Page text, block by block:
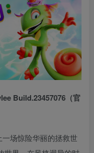
Build.23457076（官
场惊险华丽的拯救世